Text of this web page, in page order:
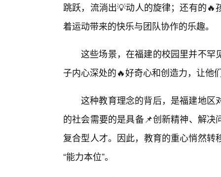
跳跃，流淌出💡动人的旋律；还有的
着运动带来的快乐与团队协作的乐趣。
这些场景，在福建的校园里并不罕
子内心深处的🔥好奇心和创造力，让他
这种教育理念的背后，是福建地区
的社会需要的是具备📌创新精神、解
复合型人才。因此，教育的重心悄然转
“能力本位”。